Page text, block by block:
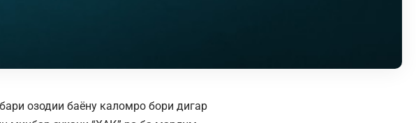
озодии баёну каломро бори дигар